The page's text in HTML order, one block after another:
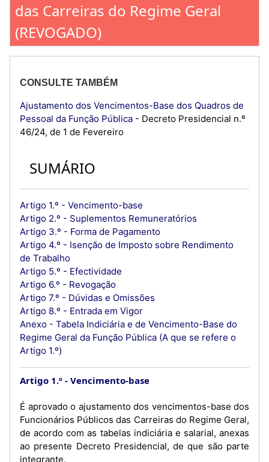
das Carreiras do Regime Geral
(REVOGADO)
CONSULTE TAMBÉM
Ajustamento dos Vencimentos-Base dos Quadros de
Pessoal da Função Pública - Decreto Presidencial n.º
46/24, de 1 de Fevereiro
SUMÁRIO
Artigo 1.º - Vencimento-base
Artigo 2.º - Suplementos Remuneratórios
Artigo 3.º - Forma de Pagamento
Artigo 4.º - Isenção de Imposto sobre Rendimento
de Trabalho
Artigo 5.º - Efectividade
Artigo 6.º - Revogação
Artigo 7.º - Dúvidas e Omissões
Artigo 8.º - Entrada em Vigor
Anexo - Tabela Indiciária e de Vencimento-Base do
Regime Geral da Função Pública (A que se refere o
Artigo 1.º)
Artigo 1.º Vencimento-base
É aprovado o ajustamento dos vencimentos-base dos
Funcionários Públicos das Carreiras do Regime Geral,
de acordo com as tabelas indiciária e salarial, anexas
ao presente Decreto Presidencial, de que são parte
integrante.